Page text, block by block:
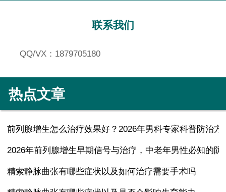
联系我们
QQ/VX：1879705180
热点文章
前列腺增生怎么治疗效果好？2026年男科专家科普防治方
2026年前列腺增生早期信号与治疗，中老年男性必知的防
精索静脉曲张有哪些症状以及如何治疗需要手术吗